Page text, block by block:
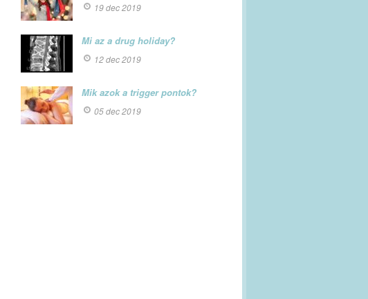
19 dec 2019
Mi az a drug holiday?
12 dec 2019
Mik azok a trigger pontok?
05 dec 2019